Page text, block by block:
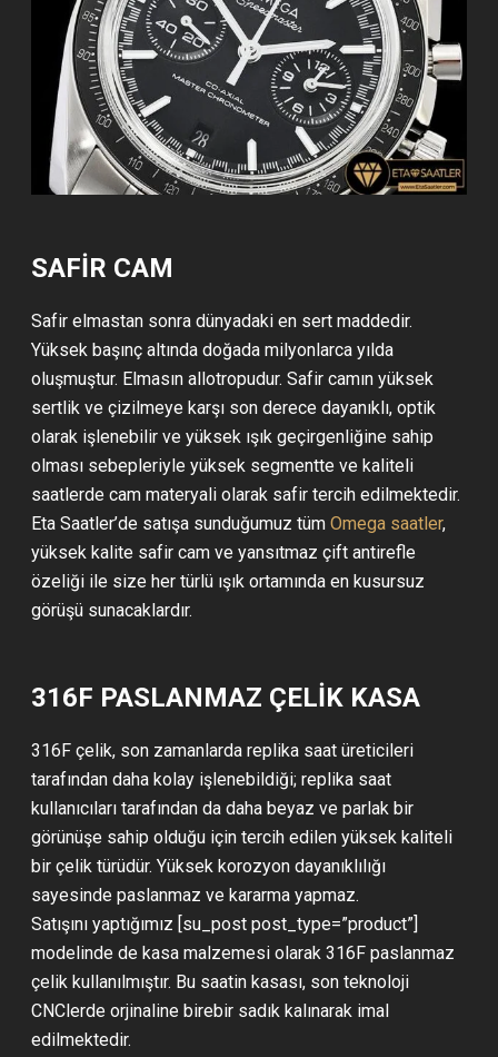
SAFİR CAM
Safir elmastan sonra dünyadaki en sert maddedir.
Yüksek başınç altında doğada milyonlarca yılda
oluşmuştur. Elmasın allotropudur. Safir camın yüksek
sertlik ve çizilmeye karşı son derece dayanıklı, optik
olarak işlenebilir ve yüksek ışık geçirgenliğine sahip
olması sebepleriyle yüksek segmentte ve kaliteli
saatlerde cam materyali olarak safir tercih edilmektedir.
Eta Saatler’de satışa sunduğumuz tümOmega saatler,
yüksek kalite safir cam ve yansıtmaz çift antirefle
özeliği ile size her türlü ışık ortamında en kusursuz
görüşü sunacaklardır.
316F PASLANMAZ ÇELİK KASA
316F çelik, son zamanlarda replika saat üreticileri
tarafından daha kolay işlenebildiği; replika saat
kullanıcıları tarafından da daha beyaz ve parlak bir
görünüşe sahip olduğu için tercih edilen yüksek kaliteli
bir çelik türüdür. Yüksek korozyon dayanıklılığı
sayesinde paslanmaz ve kararma yapmaz.
Satışını yaptığımız [su_post post_type=”product”]
modelinde de kasa malzemesi olarak 316F paslanmaz
çelik kullanılmıştır. Bu saatin kasası, son teknoloji
CNClerde orjinaline birebir sadık kalınarak imal
edilmektedir.